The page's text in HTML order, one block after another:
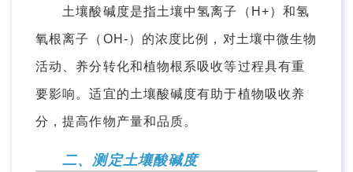
土壤酸碱度是指土壤中氢离子（H+）和氢
氧根离子（OH-）的浓度比例，对土壤中微生物
活动、养分转化和植物根系吸收等过程具有重
要影响。适宜的土壤酸碱度有助于植物吸收养
分，提高作物产量和品质。
二、测定土壤酸碱度